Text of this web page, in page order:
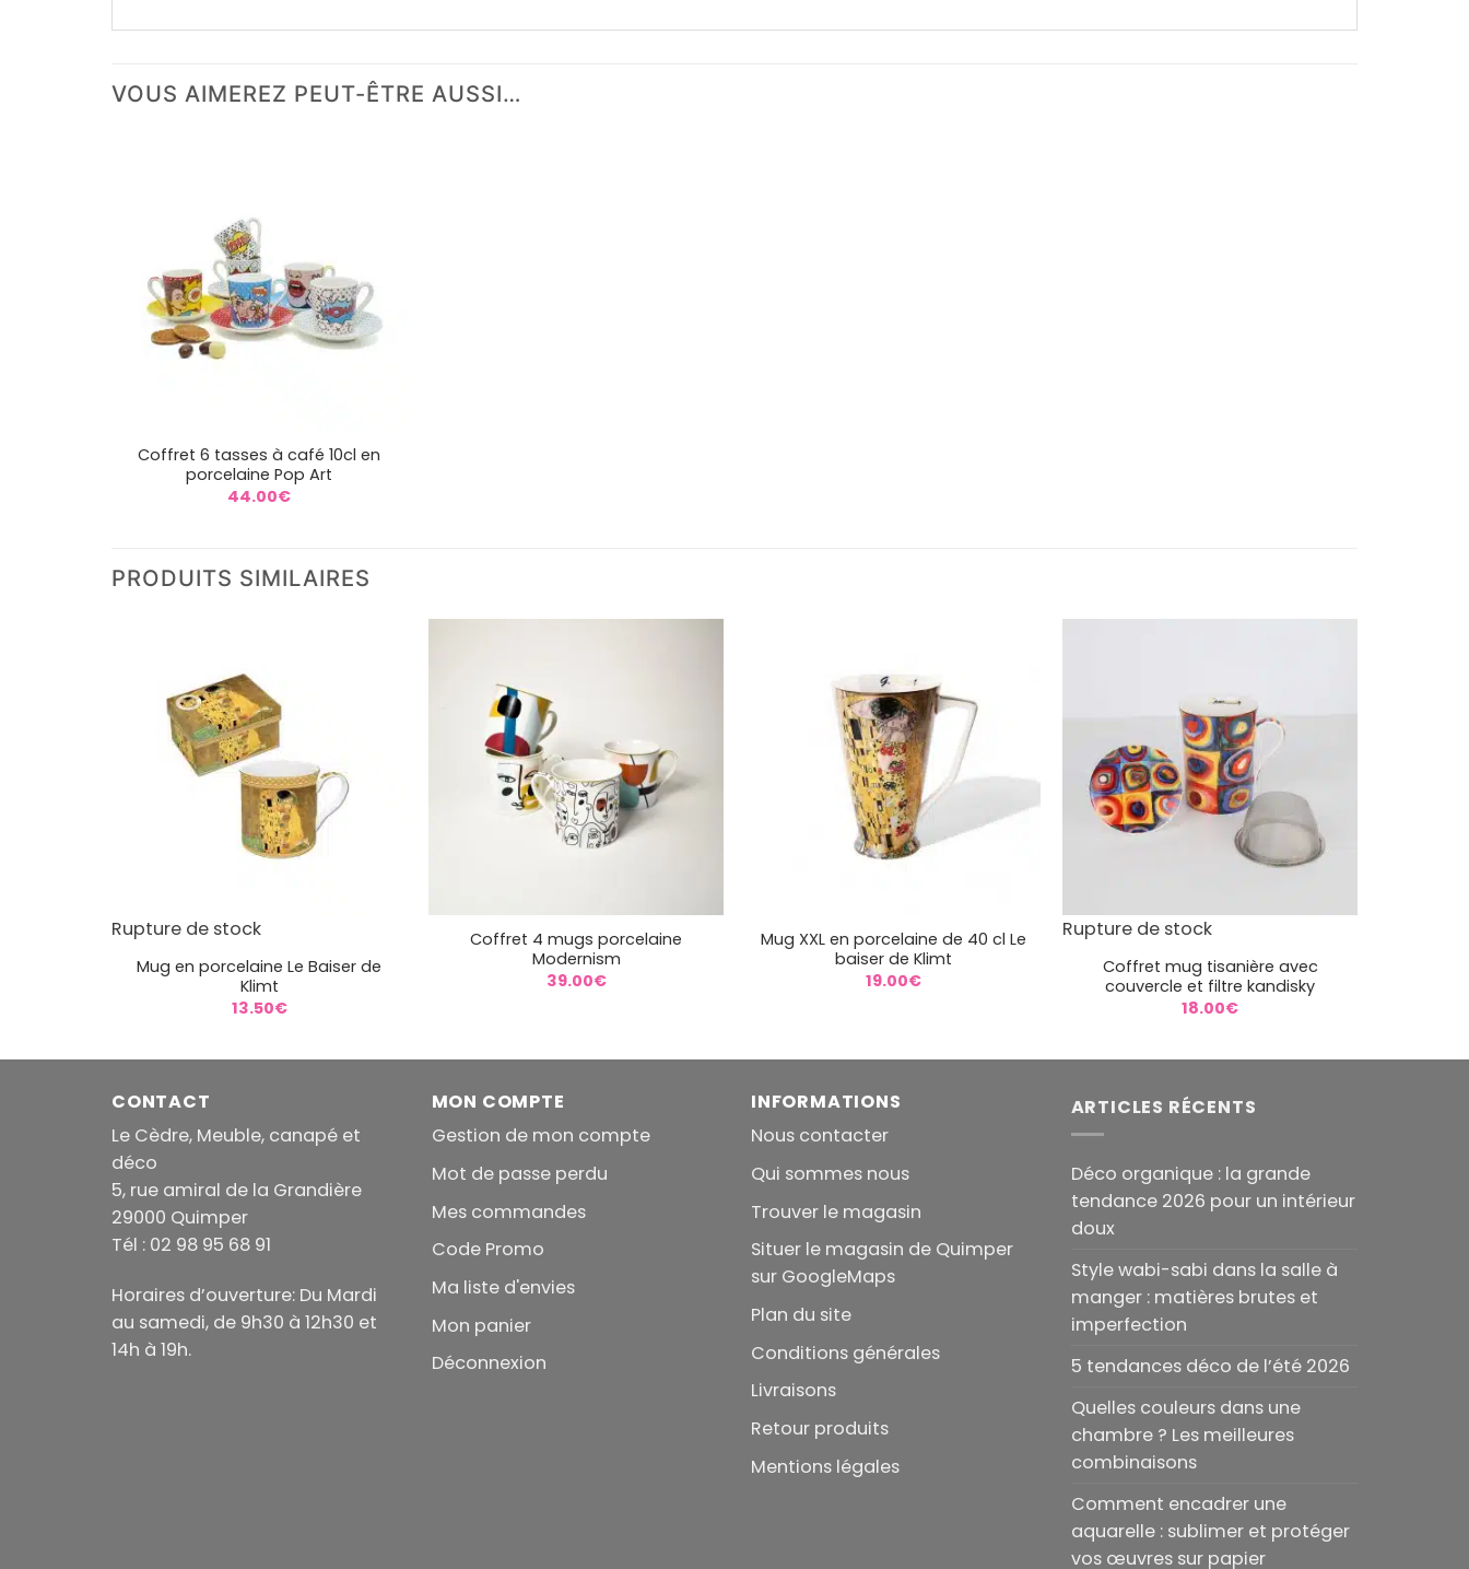
VOUS AIMEREZ PEUT-ÊTRE AUSSI…
Coffret 6 tasses à café 10cl en
porcelaine Pop Art
44.00€
PRODUITS SIMILAIRES
Rupture de stock
Mug en porcelaine Le Baiser de
Klimt
13.50€
Coffret 4 mugs porcelaine
Modernism
39.00€
Mug XXL en porcelaine de 40 cl Le
baiser de Klimt
19.00€
Rupture de stock
Coffret mug tisanière avec
couvercle et filtre kandisky
18.00€
CONTACT
Le Cèdre, Meuble, canapé et
déco
5, rue amiral de la Grandière
29000 Quimper
Tél : 02 98 95 68 91
Horaires d’ouverture: Du Mardi
au samedi, de 9h30 à 12h30 et
14h à 19h.
MON COMPTE
Gestion de mon compte
Mot de passe perdu
Mes commandes
Code Promo
Ma liste d'envies
Mon panier
Déconnexion
INFORMATIONS
Nous contacter
Qui sommes nous
Trouver le magasin
Situer le magasin de Quimper
sur GoogleMaps
Plan du site
Conditions générales
Livraisons
Retour produits
Mentions légales
ARTICLES RÉCENTS
Déco organique : la grande
tendance 2026 pour un intérieur
doux
Style wabi-sabi dans la salle à
manger : matières brutes et
imperfection
5 tendances déco de l’été 2026
Quelles couleurs dans une
chambre ? Les meilleures
combinaisons
Comment encadrer une
aquarelle : sublimer et protéger
vos œuvres sur papier